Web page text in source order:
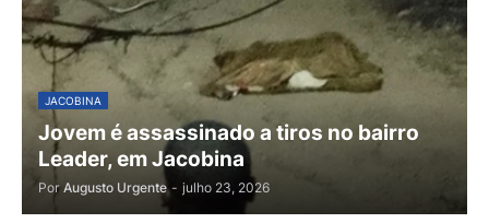
JACOBINA
Jovem é assassinado a tiros no bairro
Leader, em Jacobina
Por Augusto Urgente - julho 23, 2026